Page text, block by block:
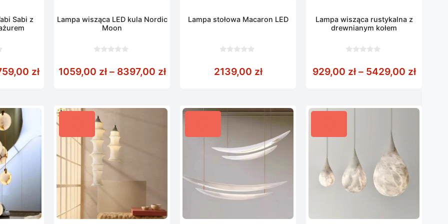
zł do 599,00 zł
Sabi z
złZakres cen: od 1379,00 zł do 2759,00 zł
Lampa wisząca LED kula Nordic
Moon
5
1059,00 zł – 8397,00 złZakres cen: od 1059,00 zł do 8397,00 zł
Lampa stołowa Macaron LED
5
2139,00 zł
Lampa wisząca rustykalna z
drewnianym kołem
5
929,00 zł – 5429,00 zł